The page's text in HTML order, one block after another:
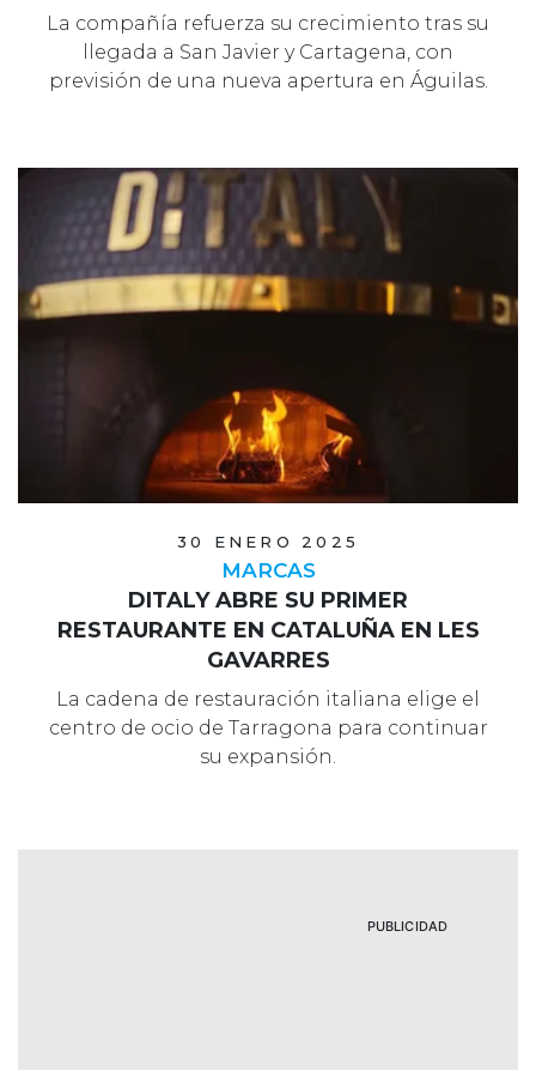
La compañía refuerza su crecimiento tras su
llegada a San Javier y Cartagena, con
previsión de una nueva apertura en Águilas.
30 ENERO 2025
MARCAS
DITALY ABRE SU PRIMER
RESTAURANTE EN CATALUÑA EN LES
GAVARRES
La cadena de restauración italiana elige el
centro de ocio de Tarragona para continuar
su expansión.
PUBLICIDAD